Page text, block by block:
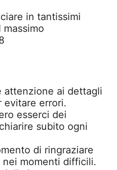
in tantissimi
attenzione ai dettagli
evitare errori.
esserci dei
subito ogni
di ringraziare
momenti difficili.